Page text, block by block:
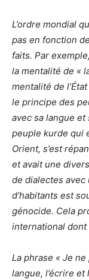
L’ordre mondial
pas en fonction
faits. Par
la mentalité de «
mentalité de
le principe des
avec sa langue
peuple kurde qui
Orient, s’est
et avait une
de dialectes
d’habitants est
génocide. Cela
international
La phrase « Je
langue, l’écrire et